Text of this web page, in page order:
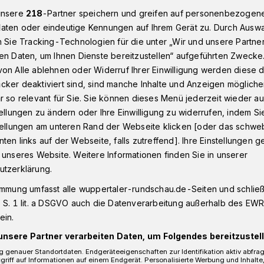
Ankündigung: „Brauchen Altschuldenfonds dringend“
dringend“
Bundestagsabgeordnete Ingo
von Bundeskanzler Olaf Scholz, das
zu lösen.
218-Partner speichern und greifen auf
oder eindeutige Kennungen auf Ihrem Gerät zu. Durch
Sie Tracking-Technologien für die unter „Wir und unsere
Daten, um Ihnen Dienste bereitzustellen“ aufgeführten
Alle ablehnen oder Widerruf Ihrer Einwilligung werden diese
deaktiviert sind, sind manche Inhalte und Anzeigen
so relevant für Sie. Sie können dieses Menü jederzeit wieder
zu ändern oder Ihre Einwilligung zu widerrufen, indem
am unteren Rand der Webseite klicken [oder das
links auf der Webseite, falls zutreffend]. Ihre Einstellungen
Website. Weitere Informationen finden Sie in unserer
umfasst alle wuppertaler-rundschau.de-Seiten und
1 lit. a DSGVO auch die Datenverarbeitung außerhalb des
Partner verarbeiten Daten, um Folgendes
genauer Standortdaten. Endgeräteeigenschaften zur Identifikation aktiv
auf Informationen auf einem Endgerät. Personalisierte Werbung und